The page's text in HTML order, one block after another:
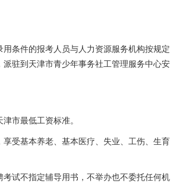
条件的报考人员与人力资源服务机构按规定
驻到天津市青少年事务社工管理服务中心安
市最低工资标准。
受基本养老、基本医疗、失业、工伤、生育
试不指定辅导用书，不举办也不委托任何机